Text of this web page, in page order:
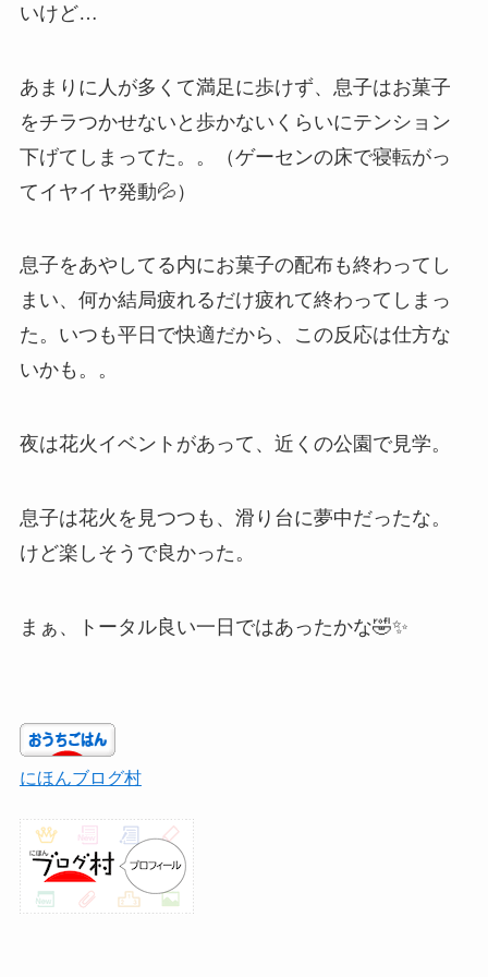
いけど…
あまりに人が多くて満足に歩けず、息子はお菓子
をチラつかせないと歩かないくらいにテンション
下げてしまってた。。（ゲーセンの床で寝転がっ
てイヤイヤ発動💦）
息子をあやしてる内にお菓子の配布も終わってし
まい、何か結局疲れるだけ疲れて終わってしまっ
た。いつも平日で快適だから、この反応は仕方な
いかも。。
夜は花火イベントがあって、近くの公園で見学。
息子は花火を見つつも、滑り台に夢中だったな。
けど楽しそうで良かった。
まぁ、トータル良い一日ではあったかな🤣✨
にほんブログ村